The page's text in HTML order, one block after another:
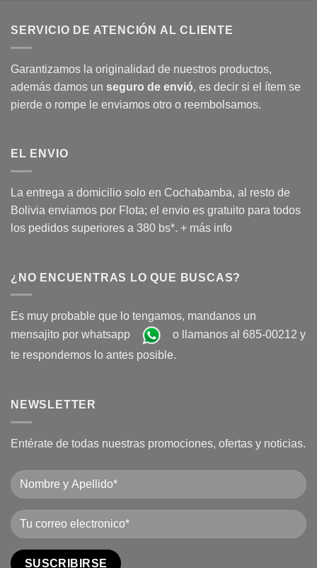
SERVICIO DE ATENCIÓN AL CLIENTE
Garantizamos la originalidad de nuestros productos,
además damos un seguro de envió, es decir si el ítem se
pierde o rompe le enviamos otro o reembolsamos.
EL ENVIO
La entrega a domicilio solo en Cochabamba, al resto de
Bolivia enviamos por Flota; el envio es gratuito para todos
los pedidos superiores a 380 bs*. + más info
¿NO ENCUENTRAS LO QUE BUSCAS?
Es muy probable que lo tengamos, mandanos un
mensajito por whatsapp
o llamanos al 685-00212 y
te respondemos lo antes posible.
NEWSLETTER
Entérate de todas nuestras promociones, ofertas y noticias.